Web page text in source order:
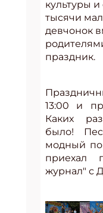
культуры и
тысячи
девчонок
праздник.
13:00 и
Каких
было!
модный
приехал
журнал" с